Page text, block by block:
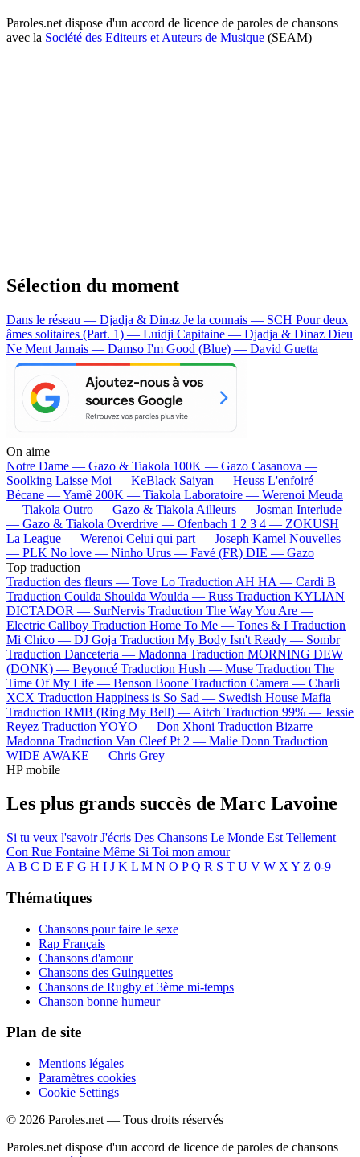
Paroles.net dispose d'un accord de licence de paroles de chansons
avec la Société des Editeurs et Auteurs de Musique (SEAM)
Sélection du moment
Dans le réseau — Djadja & Dinaz Je la connais — SCH Pour deux
âmes solitaires (Part. 1) — Luidji Capitaine — Djadja & Dinaz Dieu
Ne Ment Jamais — Damso I'm Good (Blue) — David Guetta
On aime
Notre Dame — Gazo & Tiakola 100K — Gazo Casanova —
Soolking Laisse Moi — KeBlack Saiyan — Heuss L'enfoiré
Bécane —Yamê 200K — Tiakola Laboratoire — Werenoi Meuda
— Tiakola Outro — Gazo & Tiakola Ailleurs — Josman Interlude
— Gazo & Tiakola Overdrive — Ofenbach 1 2 3 4 — ZOKUSH
La League — Werenoi Celui qui part — Joseph Kamel Nouvelles
— PLK No love — Ninho Urus — Favé (FR) DIE — Gazo
Top traduction
Traduction des fleurs — Tove Lo Traduction AH HA — Cardi B
Traduction Coulda Shoulda Woulda — Russ Traduction KYLIAN
DICTADOR — SurNervis Traduction The Way You Are —
Electric Callboy Traduction Home To Me — Tones & I Traduction
Mi Chico — DJ Goja Traduction My Body Isn't Ready — Sombr
Traduction Danceteria — Madonna Traduction MORNING DEW
(DONK) — Beyoncé Traduction Hush — Muse Traduction The
Time Of My Life — Benson Boone Traduction Camera — Charli
XCX Traduction Happiness is So Sad — Swedish House Mafia
Traduction RMB (Ring My Bell) — Aitch Traduction 99% — Jessie
Reyez Traduction YOYO — Don Xhoni Traduction Bizarre —
Madonna Traduction Van Cleef Pt 2 — Malie Donn Traduction
WIDE AWAKE — Chris Grey
HP mobile
Les plus grands succès de Marc Lavoine
Si tu veux l'savoirJ'écris Des Chansons Le Monde Est Tellement
Con Rue Fontaine Même Si Toi mon amour
A B C D E F G H I J K L M N O P Q R S T U V W X Y Z 0-9
Thématiques
Chansons pour faire le sexe
Rap Français
Chansons d'amour
Chansons des Guinguettes
Chansons de Rugby et 3ème mi-temps
Chanson bonne humeur
Plan de site
Mentions légales
Paramètres cookies
Cookie Settings
© 2026 Paroles.net — Tous droits réservés
Paroles.net dispose d'un accord de licence de paroles de chansons